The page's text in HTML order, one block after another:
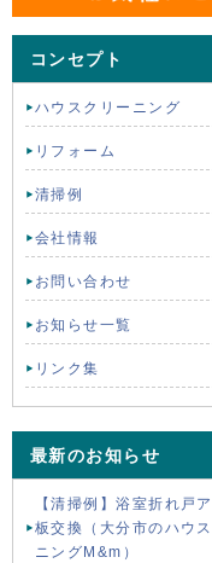
コンセプト
ハウスクリーニング
リフォーム
清掃例
会社情報
お問い合わせ
お知らせ一覧
リンク集
最新のお知らせ
【清掃例】浴室折れ戸
板交換（大分市のハウ
ニングM&m）